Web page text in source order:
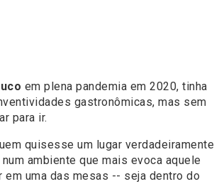
em plena pandemia em 2020, tinha
gastronômicas, mas sem
para ir.
quisesse um lugar verdadeiramente
ambiente que mais evoca aquele
uma das mesas -- seja dentro do